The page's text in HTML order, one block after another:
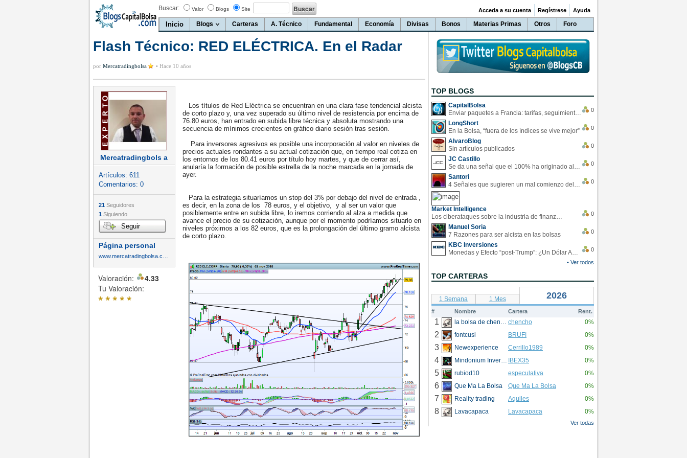
Buscar: Valor Blogs Site
Inicio Blogs Carteras A. Técnico Fundamental Economía Divisas Bonos Materias Primas Otros Foro
Acceda a su cuenta Regístrese Ayuda
Flash Técnico: RED ELÉCTRICA. En el Radar
por Mercatradingbolsa • Hace 10 años
Mercatradingbols a
Artículos: 611
Comentarios: 0
21 Seguidores
1 Siguiendo
Seguir
Página personal
Valoración:
4.33
Tu Valoración:
*****
Los títulos de Red Eléctrica se encuentran en una clara fase tendencial alcista
de corto plazo y, una vez superado su último nivel de resistencia por encima de
76.80 euros, han entrado en subida libre técnica y absoluta mostrando una
secuencia de mínimos crecientes en gráfico diario sesión tras sesión.
Para inversores agresivos es posible una incorporación al valor en niveles de
precios actuales rondantes a su actual cotización que, en tiempo real cotiza en
los entornos de los 80.41 euros por título hoy martes, y que de cerrar así,
anularía la formación de posible estrella de la noche marcada en la jornada de
ayer.
Para la estrategia situaríamos un stop del 3% por debajo del nivel de entrada ,
es decir, en la zona de los 78 euros, y el objetivo, y al ser un valor que
posiblemente entre en subida libre, lo iremos corriendo al alza a medida que
avance el precio de su cotización, aunque por el momento podríamos situarlo en
niveles próximos a los 82 euros, que es la prolongación del último gramo alcista
de corto plazo.
TOP BLOGS
CapitalBolsa
Enviar paquetes a Francia: tarifas, seguimiento y ventajas destacadas
0
LongShort
En la Bolsa, “fuera de los índices se vive mejor”
0
AlvaroBlog
Sin artículos publicados
0
JC Castillo
Se da una señal que el 100% ha originado alzas en las bolsas
0
Santori
4 Señales que sugieren un mal comienzo del 3T de la economía EEUU
0
Market Intelligence
Los ciberataques sobre la industria de finanzas se han duplicado este año
0
Manuel Soria
7 Razones para ser alcista en las bolsas
0
KBC Inversiones
Monedas y Efecto “post-Trump”: ¿Un Dólar Americano operando en rangos?
0
• Ver todos
TOP CARTERAS
1 Semana 1 Mes 2026
# Nombre Cartera Rent.
1 la bolsa de chencho chencho 0%
2 fontcusi BRUFI 0%
3 Newexperience Cerrillo1989 0%
4 Mindonium Inversions IBEX35 0%
5 rubiod10 especulativa 0%
6 Que Ma La Bolsa Que Ma La Bolsa 0%
7 Reality trading Aquiles 0%
8 Lavacapaca Lavacapaca 0%
Ver todas